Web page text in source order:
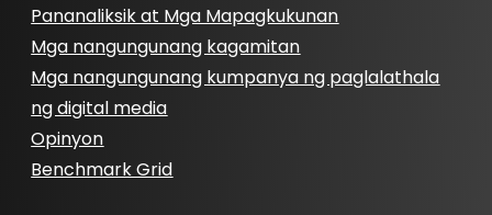
Pananaliksik at Mga Mapagkukunan
Mga nangungunang kagamitan
Mga nangungunang kumpanya ng paglalathala
ng digital media
Opinyon
Benchmark Grid